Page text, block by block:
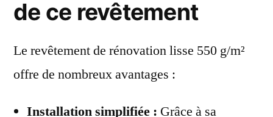
de ce revêtement
Le revêtement de rénovation lisse 550 g/m²
offre de nombreux avantages :
Installation simplifiée : Grâce à sa